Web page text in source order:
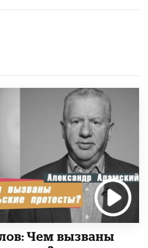
Чем вызваны